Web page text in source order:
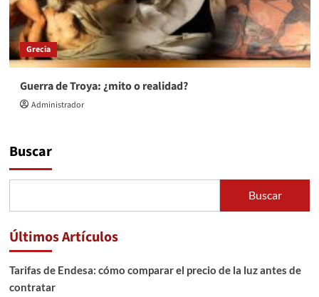
Grecia
Guerra de Troya: ¿mito o realidad?
Administrador
Buscar
Buscar
Últimos Artículos
Tarifas de Endesa: cómo comparar el precio de la luz antes de
contratar